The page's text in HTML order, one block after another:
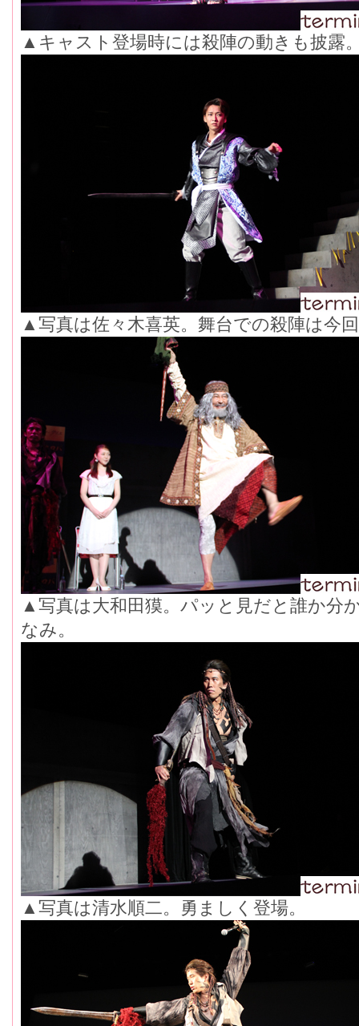
▲キャスト登場時には殺陣の動きも披露
▲写真は佐々木喜英。舞台での殺陣は今
▲写真は大和田獏。パッと見だと誰か分
なみ。
▲写真は清水順二。勇ましく登場。